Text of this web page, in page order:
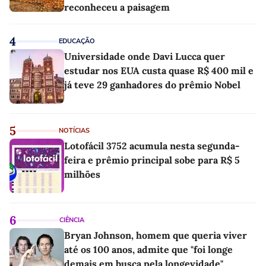
reconheceu a paisagem
4 EDUCAÇÃO
Universidade onde Davi Lucca quer
estudar nos EUA custa quase R$ 400 mil e
já teve 29 ganhadores do prêmio Nobel
5 NOTÍCIAS
Lotofácil 3752 acumula nesta segunda-
feira e prêmio principal sobe para R$ 5
milhões
6 CIÊNCIA
Bryan Johnson, homem que queria viver
até os 100 anos, admite que "foi longe
demais em busca pela longevidade"